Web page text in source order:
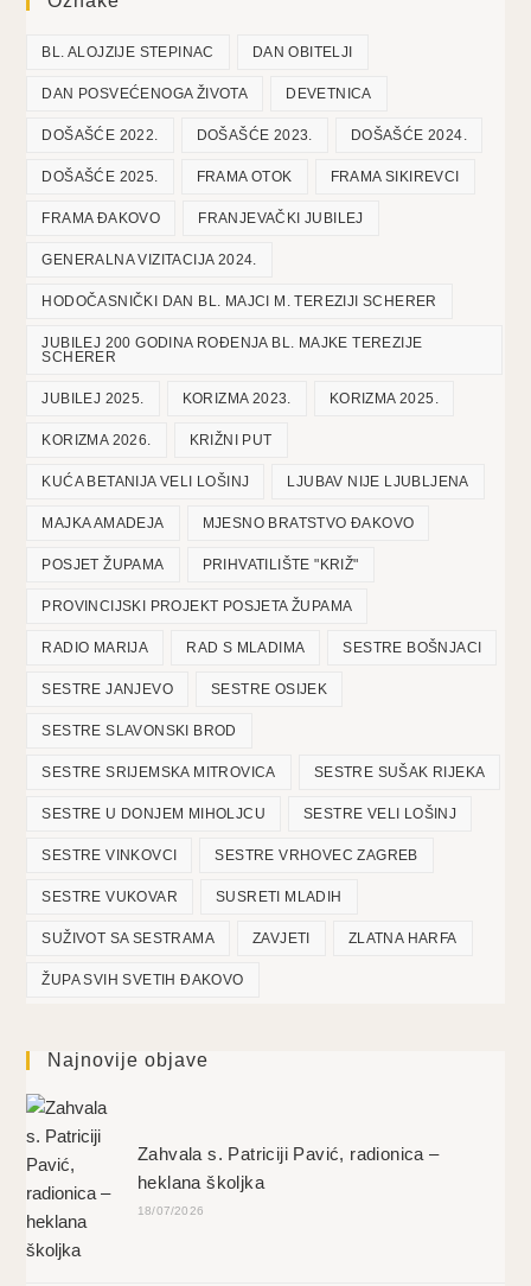
BL. ALOJZIJE STEPINAC DAN OBITELJI
DAN POSVEĆENOGA ŽIVOTA DEVETNICA
DOŠAŠĆE 2022. DOŠAŠĆE 2023. DOŠAŠĆE 2024.
DOŠAŠĆE 2025. FRAMA OTOK FRAMA SIKIREVCI
FRAMA ĐAKOVO FRANJEVAČKI JUBILEJ
GENERALNA VIZITACIJA 2024.
HODOČASNIČKI DAN BL. MAJCI M. TEREZIJI SCHERER
JUBILEJ 200 GODINA ROĐENJA BL. MAJKE TEREZIJE
SCHERER
JUBILEJ 2025. KORIZMA 2023. KORIZMA 2025.
KORIZMA 2026. KRIŽNI PUT
KUĆA BETANIJA VELI LOŠINJ LJUBAV NIJE LJUBLJENA
MAJKA AMADEJA MJESNO BRATSTVO ĐAKOVO
POSJET ŽUPAMA PRIHVATILIŠTE "KRIŽ"
PROVINCIJSKI PROJEKT POSJETA ŽUPAMA
RADIO MARIJA RAD S MLADIMA SESTRE BOŠNJACI
SESTRE JANJEVO SESTRE OSIJEK
SESTRE SLAVONSKI BROD
SESTRE SRIJEMSKA MITROVICA SESTRE SUŠAK RIJEKA
SESTRE U DONJEM MIHOLJCU SESTRE VELI LOŠINJ
SESTRE VINKOVCI SESTRE VRHOVEC ZAGREB
SESTRE VUKOVAR SUSRETI MLADIH
SUŽIVOT SA SESTRAMA ZAVJETI ZLATNA HARFA
ŽUPA SVIH SVETIH ĐAKOVO
Najnovije objave
Zahvala s. Patriciji Pavić, radionica –
heklana školjka
18/07/2026